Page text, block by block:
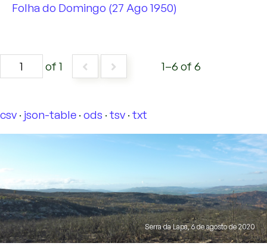
Folha do Domingo (27 Ago 1950)
of 1 1–6 of 6
csv json-table ods tsv txt
Serra da Lapa, 6 de agosto de 2020